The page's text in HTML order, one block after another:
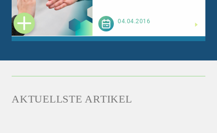
04.04.2016
AKTUELLSTE ARTIKEL